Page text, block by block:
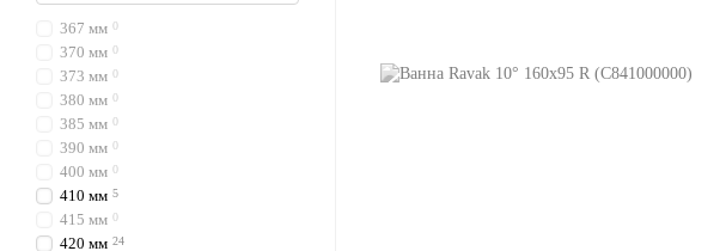
367 мм 0
370 мм 0
373 мм 0
380 мм 0
385 мм 0
390 мм 0
400 мм 0
410 мм 5
415 мм 0
420 мм 24